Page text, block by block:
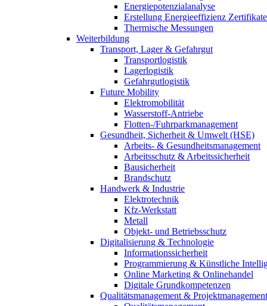
Energiepotenzialanalyse
Erstellung Energieeffizienz Zertifikate
Thermische Messungen
Weiterbildung
Transport, Lager & Gefahrgut
Transportlogistik
Lagerlogistik
Gefahrgutlogistik
Future Mobility
Elektromobilität
Wasserstoff-Antriebe
Flotten-/Fuhrparkmanagement
Gesundheit, Sicherheit & Umwelt (HSE)
Arbeits- & Gesundheitsmanagement
Arbeitsschutz & Arbeitssicherheit
Bausicherheit
Brandschutz
Handwerk & Industrie
Elektrotechnik
Kfz-Werkstatt
Metall
Objekt- und Betriebsschutz
Digitalisierung & Technologie
Informationssicherheit
Programmierung & Künstliche
Online Marketing & Onlinehandel
Digitale Grundkompetenzen
Qualitätsmanagement & Projektmanagement